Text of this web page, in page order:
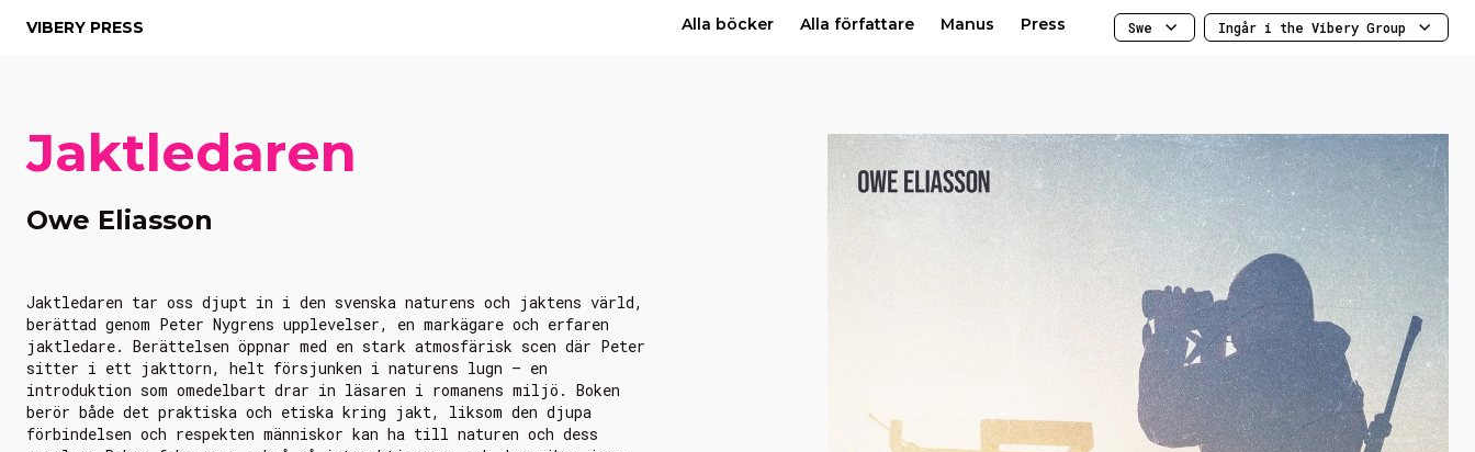
VIBERY PRESS Alla böcker Alla författare Manus Press Swe Ingår i the Vibery Group
Jaktledaren
Owe Eliasson
Jaktledaren tar oss djupt in i den svenska naturens och jaktens värld,
berättad genom Peter Nygrens upplevelser, en markägare och erfaren
jaktledare. Berättelsen öppnar med en stark atmosfärisk scen där Peter
sitter i ett jakttorn, helt försjunken i naturens lugn – en
introduktion som omedelbart drar in läsaren i romanens miljö. Boken
berör både det praktiska och etiska kring jakt, liksom den djupa
förbindelsen och respekten människor kan ha till naturen och dess